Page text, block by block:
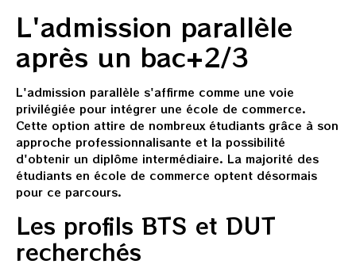
L'admission parallèle
après un bac+2/3
L'admission parallèle s'affirme comme une voie
privilégiée pour intégrer une école de commerce.
Cette option attire de nombreux étudiants grâce à son
approche professionnalisante et la possibilité
d'obtenir un diplôme intermédiaire. La majorité des
étudiants en école de commerce optent désormais
pour ce parcours.
Les profils BTS et DUT
recherchés